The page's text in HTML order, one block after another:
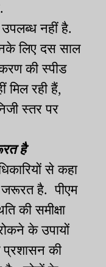
नहीं है.
लिए दस साल
की स्पीड
मिल रही हैं,
स्तर पर
है
से कहा
जरूरत है. पीएम
की समीक्षा
के उपायों
प्रशासन की